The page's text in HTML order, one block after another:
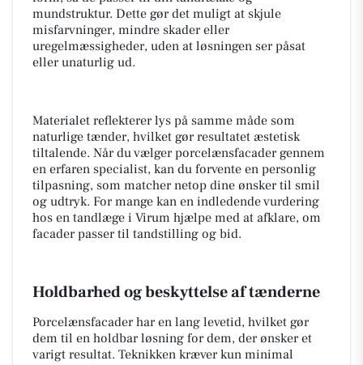
mundstruktur. Dette gør det muligt at skjule
misfarvninger, mindre skader eller
uregelmæssigheder, uden at løsningen ser påsat
eller unaturlig ud.
Materialet reflekterer lys på samme måde som
naturlige tænder, hvilket gør resultatet æstetisk
tiltalende. Når du vælger porcelænsfacader gennem
en erfaren specialist, kan du forvente en personlig
tilpasning, som matcher netop dine ønsker til smil
og udtryk. For mange kan en indledende vurdering
hos en tandlæge i Virum hjælpe med at afklare, om
facader passer til tandstilling og bid.
Holdbarhed og beskyttelse af tænderne
Porcelænsfacader har en lang levetid, hvilket gør
dem til en holdbar løsning for dem, der ønsker et
varigt resultat. Teknikken kræver kun minimal